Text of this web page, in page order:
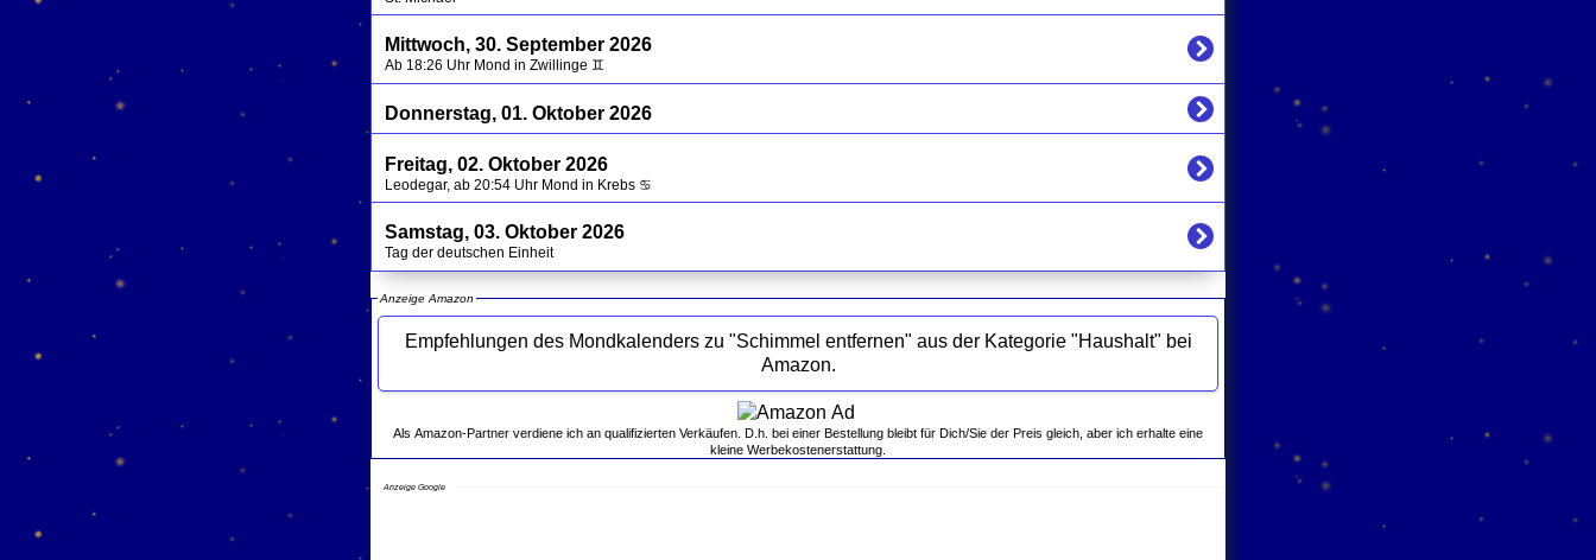
Mittwoch, 30. September 2026
Ab 18:26 Uhr Mond in Zwillinge ♊
Donnerstag, 01. Oktober 2026
Freitag, 02. Oktober 2026
Leodegar, ab 20:54 Uhr Mond in Krebs ♋
Samstag, 03. Oktober 2026
Tag der deutschen Einheit
Anzeige Amazon
Empfehlungen des Mondkalenders zu "Schimmel entfernen" aus der Kategorie "Haushalt" bei
Amazon.
Als Amazon-Partner verdiene ich an qualifizierten Verkäufen. D.h. bei einer Bestellung bleibt für Dich/Sie der Preis gleich, aber ich erhalte eine
kleine Werbekostenerstattung.
Anzeige Google